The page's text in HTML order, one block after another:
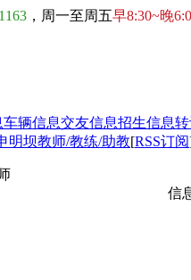
1163 ，周一至周五早8:30~晚
车辆信息交友信息招生信息
明坝教师/教练/助教[RSS订阅
信